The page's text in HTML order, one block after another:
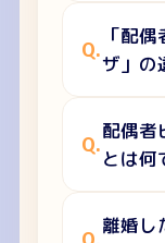
Q.
「配
ザ」の
Q.
配偶者
とは何
離婚し